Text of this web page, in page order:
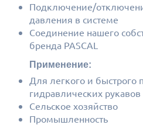
Подключение/
давления в системе
Соединение нашего
бренда PASCAL
Применение:
Для легкого и быстрого
гидравлических рукавов
Сельское хозяйство
Промышленность